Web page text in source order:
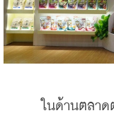
ในด้านตลาดต่